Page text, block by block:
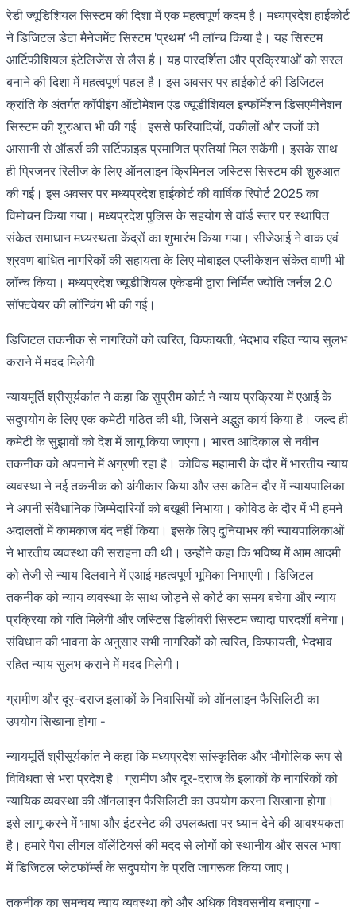
रेडी ज्यूडिशियल सिस्टम की दिशा में एक महत्वपूर्ण कदम है। मध्यप्रदेश हाईकोर्ट
ने डिजिटल डेटा मैनेजमेंट सिस्टम 'प्रथम' भी लॉन्च किया है। यह सिस्टम
आर्टिफीशियल इंटेलिजेंस से लैस है। यह पारदर्शिता और प्रक्रियाओं को सरल
बनाने की दिशा में महत्वपूर्ण पहल है। इस अवसर पर हाईकोर्ट की डिजिटल
क्रांति के अंतर्गत कॉपीइंग ऑटोमेशन एंड ज्यूडीशियल इन्फॉर्मेशन डिसएमीनेशन
सिस्टम की शुरुआत भी की गई। इससे फरियादियों, वकीलों और जजों को
आसानी से ऑडर्स की सर्टिफाइड प्रमाणित प्रतियां मिल सकेंगी। इसके साथ
ही प्रिजनर रिलीज के लिए ऑनलाइन क्रिमिनल जस्टिस सिस्टम की शुरुआत
की गई। इस अवसर पर मध्यप्रदेश हाईकोर्ट की वार्षिक रिपोर्ट 2025 का
विमोचन किया गया। मध्यप्रदेश पुलिस के सहयोग से वॉर्ड स्तर पर स्थापित
संकेत समाधान मध्यस्थता केंद्रों का शुभारंभ किया गया। सीजेआई ने वाक एवं
श्रवण बाधित नागरिकों की सहायता के लिए मोबाइल एप्लीकेशन संकेत वाणी भी
लॉन्च किया। मध्यप्रदेश ज्यूडीशियल एकेडमी द्वारा निर्मित ज्योति जर्नल 2.0
सॉफ्टवेयर की लॉन्चिंग भी की गई।
डिजिटल तकनीक से नागरिकों को त्वरित, किफायती, भेदभाव रहित न्याय सुलभ
कराने में मदद मिलेगी
न्यायमूर्ति श्रीसूर्यकांत ने कहा कि सुप्रीम कोर्ट ने न्याय प्रक्रिया में एआई के
सदुपयोग के लिए एक कमेटी गठित की थी, जिसने अद्भुत कार्य किया है। जल्द ही
कमेटी के सुझावों को देश में लागू किया जाएगा। भारत आदिकाल से नवीन
तकनीक को अपनाने में अग्रणी रहा है। कोविड महामारी के दौर में भारतीय न्याय
व्यवस्था ने नई तकनीक को अंगीकार किया और उस कठिन दौर में न्यायपालिका
ने अपनी संवैधानिक जिम्मेदारियों को बखूबी निभाया। कोविड के दौर में भी हमने
अदालतों में कामकाज बंद नहीं किया। इसके लिए दुनियाभर की न्यायपालिकाओं
ने भारतीय व्यवस्था की सराहना की थी। उन्होंने कहा कि भविष्य में आम आदमी
को तेजी से न्याय दिलवाने में एआई महत्वपूर्ण भूमिका निभाएगी। डिजिटल
तकनीक को न्याय व्यवस्था के साथ जोड़ने से कोर्ट का समय बचेगा और न्याय
प्रक्रिया को गति मिलेगी और जस्टिस डिलीवरी सिस्टम ज्यादा पारदर्शी बनेगा।
संविधान की भावना के अनुसार सभी नागरिकों को त्वरित, किफायती, भेदभाव
रहित न्याय सुलभ कराने में मदद मिलेगी।
ग्रामीण और दूर-दराज इलाकों के निवासियों को ऑनलाइन फैसिलिटी का
उपयोग सिखाना होगा -
न्यायमूर्ति श्रीसूर्यकांत ने कहा कि मध्यप्रदेश सांस्कृतिक और भौगोलिक रूप से
विविधता से भरा प्रदेश है। ग्रामीण और दूर-दराज के इलाकों के नागरिकों को
न्यायिक व्यवस्था की ऑनलाइन फैसिलिटी का उपयोग करना सिखाना होगा।
इसे लागू करने में भाषा और इंटरनेट की उपलब्धता पर ध्यान देने की आवश्यकता
है। हमारे पैरा लीगल वॉलेंटियर्स की मदद से लोगों को स्थानीय और सरल भाषा
में डिजिटल प्लेटफॉर्म्स के सदुपयोग के प्रति जागरूक किया जाए।
तकनीक का समन्वय न्याय व्यवस्था को और अधिक विश्वसनीय बनाएगा -